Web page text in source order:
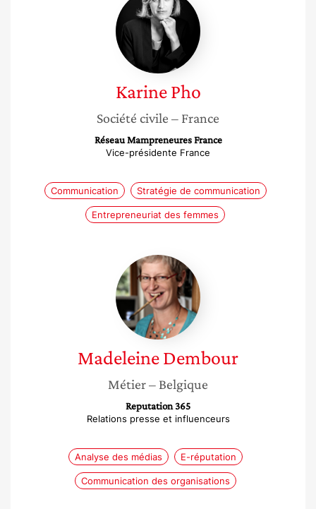
Pho
Karine Pho
Société civile – France
Réseau Mampreneures France
Vice-présidente France
Communication Stratégie de communication
Entrepreneuriat des femmes
Madeleine
Dembour
MadeleineDembour
Métier– Belgique
Reputation 365
Relations presse et influenceurs
Analyse des médias E-réputation
Communication des organisations